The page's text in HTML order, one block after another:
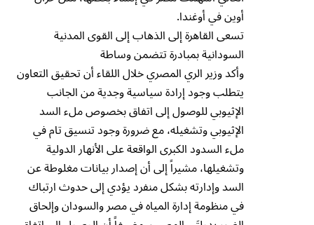
أوين في أوغندا.
تسعى القاهرة إلى الذهاب إلى القوى المدنية
السودانية بمبادرة تتضمن وساطة
وأكد وزير الري المصري خلال اللقاء أن تحقيق التعاون
يتطلب وجود إرادة سياسية وجدية من الجانب
الإثيوبي للوصول إلى اتفاق بخصوص ملء السد
الإثيوبي وتشغيله، مع ضرورة وجود تنسيق تام في
ملء السدود الكبرى الواقعة على الأنهار الدولية
وتشغيلها، مشيراً إلى أن إصدار بيانات مغلوطة عن
السد وإدارته بشكل منفرد يؤدي إلى حدوث ارتباك
في منظومة إدارة المياه في مصر والسودان وإلحاق